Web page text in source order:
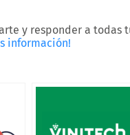
y responder a todas
información!